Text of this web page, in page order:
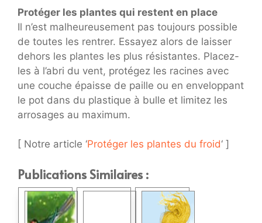
Protéger les plantes qui restent en place
Il n’est malheureusement pas toujours possible
de toutes les rentrer. Essayez alors de laisser
dehors les plantes les plus résistantes. Placez-
les à l’abri du vent, protégez les racines avec
une couche épaisse de paille ou en enveloppant
le pot dans du plastique à bulle et limitez les
arrosages au maximum.
[ Notre article ‘Protéger les plantes du froid‘ ]
Publications Similaires :